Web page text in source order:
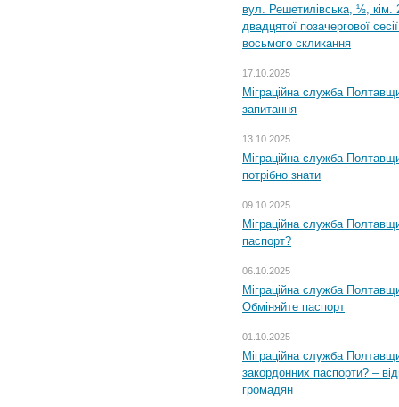
вул. Решетилівська, ½, кім.
двадцятої позачергової
восьмого скликання
17.10.2025
Міграційна служба
запитання
13.10.2025
Міграційна служба
потрібно знати
09.10.2025
Міграційна служба
паспорт?
06.10.2025
Міграційна служба
Обміняйте паспорт
01.10.2025
Міграційна служба
закордонних паспорти? –
громадян